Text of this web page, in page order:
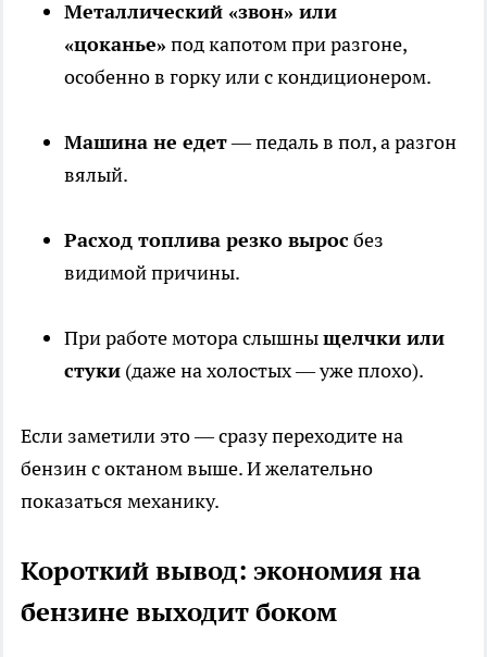
Металлический «звон» или
«цоканье» под капотом при разгоне,
особенно в горку или с кондиционером.
Машина не едет— педаль в пол, а разгон
вялый.
Расход топлива резко вырос без
видимой причины.
При работе мотора слышныщелчки или
стуки (даже на холостых — уже плохо).
Если заметили это — сразу переходите на
бензин с октаном выше. И желательно
показаться механику.
Короткий вывод: экономия на
бензине выходит боком